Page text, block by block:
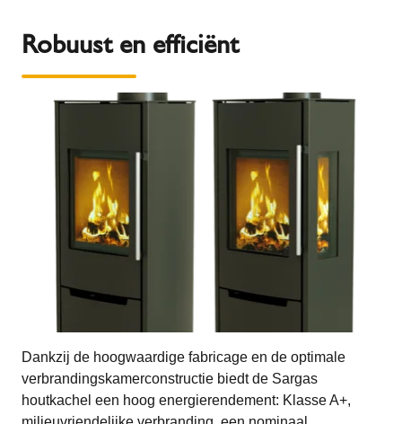
Robuust en efficiënt
Dankzij de hoogwaardige fabricage en de optimale
verbrandingskamerconstructie biedt de Sargas
houtkachel een hoog energierendement: Klasse A+,